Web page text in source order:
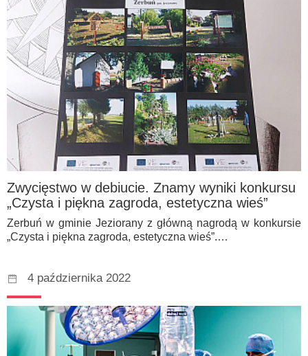
Zwycięstwo w debiucie. Znamy wyniki konkursu
„Czysta i piękna zagroda, estetyczna wieś”
Zerbuń w gminie Jeziorany z główną nagrodą w konkursie
„Czysta i piękna zagroda, estetyczna wieś”.…
4 października 2022